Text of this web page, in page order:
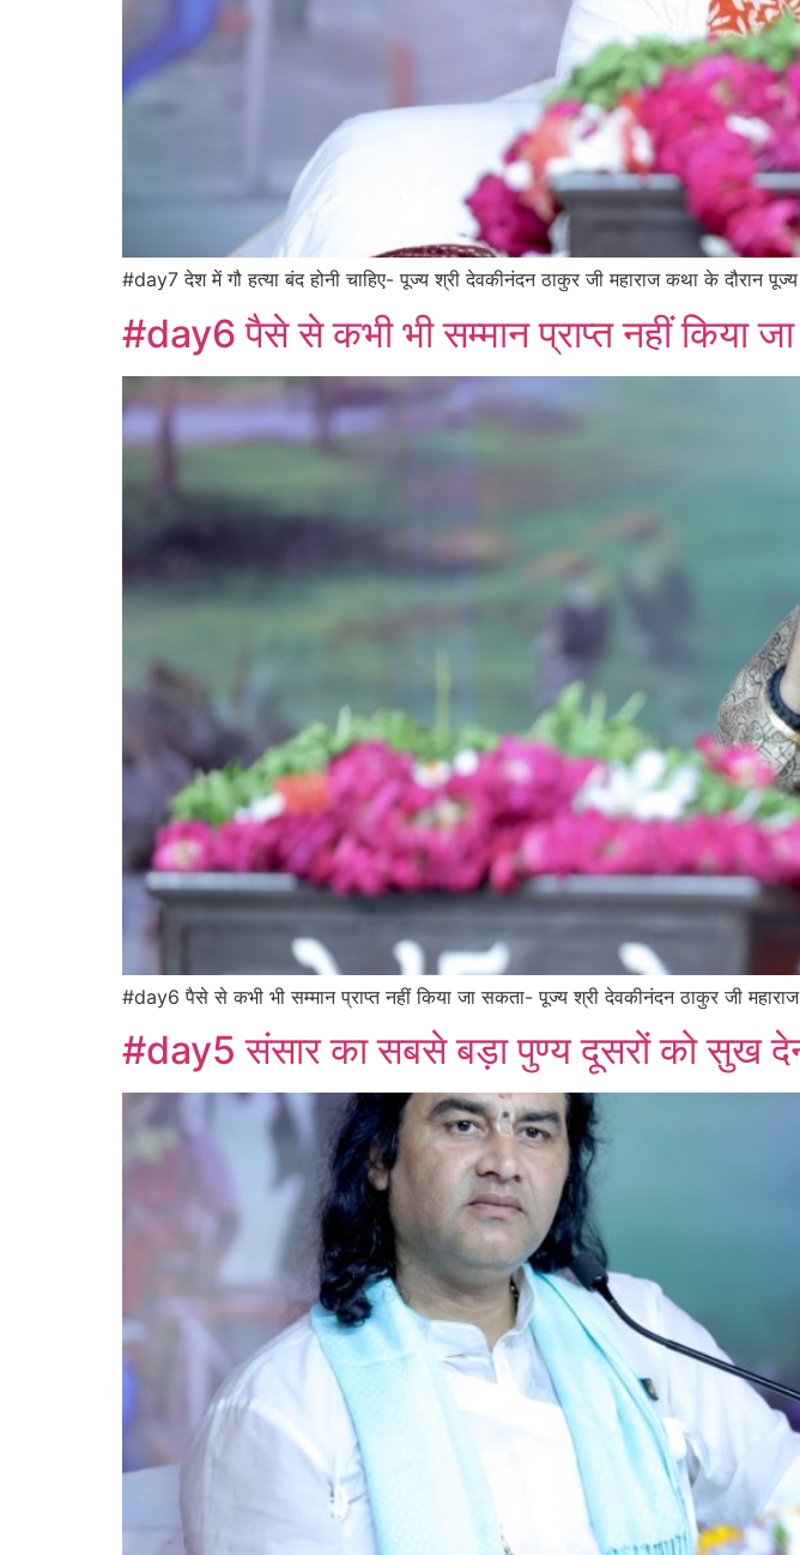
#day7 देश में गौ हत्या बंद होनी चाहिए- पूज्य श्री देवकीनंदन ठाकुर जी महाराज कथा के दौरान
#day6 पैसे से कभी भी सम्मान प्राप्त नहीं किया
#day6 पैसे से कभी भी सम्मान प्राप्त नहीं किया जा सकता- पूज्य श्री देवकीनंदन ठाकुर जी
#day5 संसार का सबसे बड़ा पुण्य दूसरों को सुख